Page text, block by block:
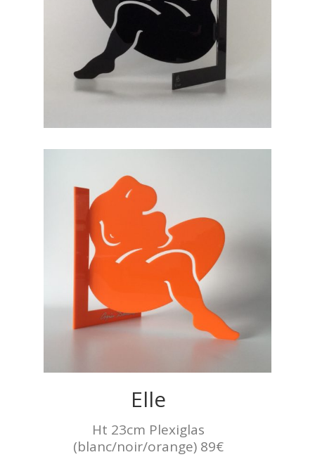
Elle
Ht 23cm Plexiglas
(blanc/noir/orange) 89€